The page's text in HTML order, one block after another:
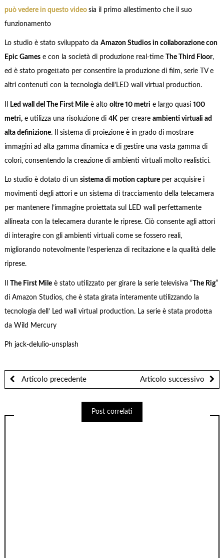
può vedere in questo video sia il primo allestimento che il suo
funzionamento
Lo studio è stato sviluppato da Amazon Studios in collaborazione con
Epic Gamese con la società di produzione real-time The Third Floor,
ed è stato progettato per consentire la produzione di film, serie TV e
altri contenuti con la tecnologia dell’LED wall virtual production.
Led wall del The First Mileè alto oltre 10 metri e largo quasi 100
metri,e utilizza una risoluzione di 4Kper creare ambienti virtuali ad
alta definizione. Il sistema di proiezione è in grado di mostrare
immagini ad alta gamma dinamica e di gestire una vasta gamma di
colori, consentendo la creazione di ambienti virtuali molto realistici.
Lo studio è dotato di un sistema di motion captureper acquisire i
movimenti degli attori e un sistema di tracciamento della telecamera
per mantenere l’immagine proiettata sul LED wall perfettamente
allineata con la telecamera durante le riprese. Ciò consente agli attori
di interagire con gli ambienti virtuali come se fossero reali,
migliorando notevolmente l’esperienza di recitazione e la qualità delle
riprese.
The First Mileè stato utilizzato per girare la serie televisiva “The Rig”
di Amazon Studios, che è stata girata interamente utilizzando la
tecnologia dell’ Led wall virtual production. La serie è stata prodotta
da Wild Mercury
Ph jack-delulio-unsplash
Articolo precedente Articolo successivo
Post correlati